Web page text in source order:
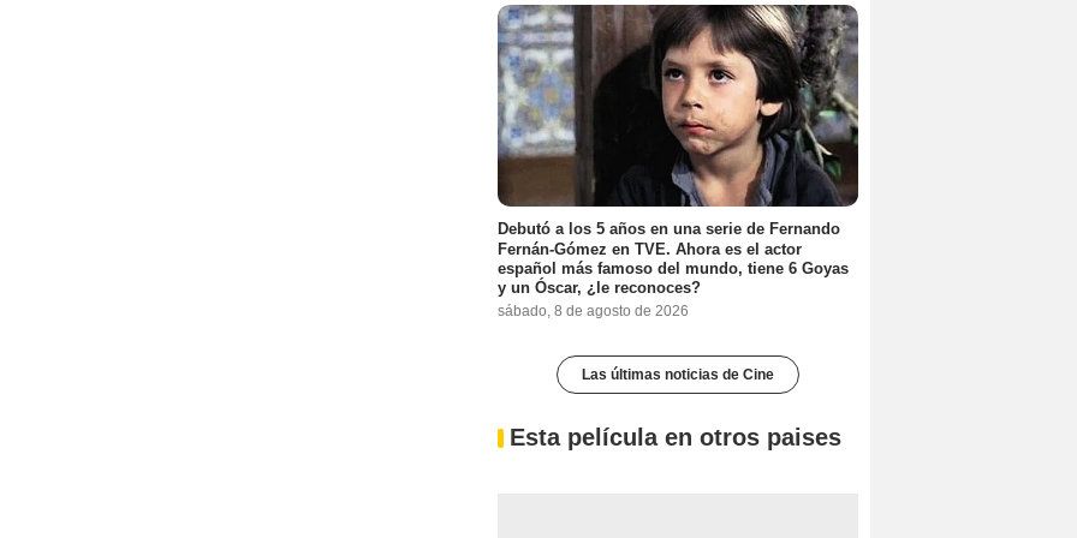
Debutó a los 5 años en una serie de Fernando
Fernán-Gómez en TVE. Ahora es el actor
español más famoso del mundo, tiene 6 Goyas
y un Óscar, ¿le reconoces?
sábado, 8 de agosto de 2026
Las últimas noticias de Cine
Esta película en otros paises